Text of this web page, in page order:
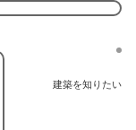
建築を知りたい